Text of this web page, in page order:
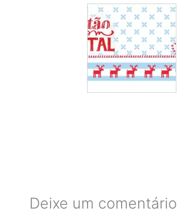
Deixe um comentário